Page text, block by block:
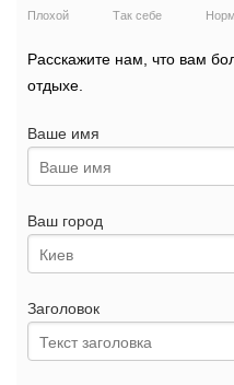
Плохой Так себе
Расскажите нам, что вам
отдыхе.
Ваше имя
Ваш город
Заголовок